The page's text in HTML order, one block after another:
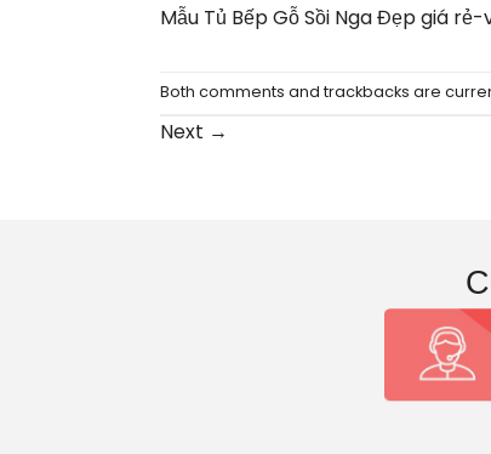
Mẫu Tủ Bếp Gỗ Sồi Nga Đẹp giá
Both comments and trackbacks are
Next →